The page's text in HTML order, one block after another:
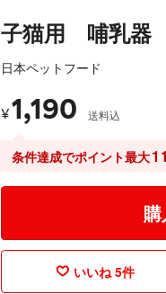
子猫用 哺乳器
日本ペットフード
¥1,190 送料込
条件達成でポイント最大11
いいね 5件